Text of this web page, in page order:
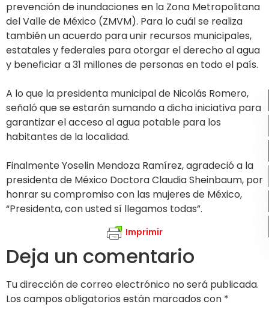
prevención de inundaciones en la Zona Metropolitana
del Valle de México (ZMVM). Para lo cuál se realiza
también un acuerdo para unir recursos municipales,
estatales y federales para otorgar el derecho al agua
y beneficiar a 31 millones de personas en todo el país.
A lo que la presidenta municipal de Nicolás Romero,
señaló que se estarán sumando a dicha iniciativa para
garantizar el acceso al agua potable para los
habitantes de la localidad.
Finalmente Yoselin Mendoza Ramírez, agradeció a la
presidenta de México Doctora Claudia Sheinbaum, por
honrar su compromiso con las mujeres de México,
“Presidenta, con usted sí llegamos todas”.
Imprimir
Deja un comentario
Tu dirección de correo electrónico no será publicada.
Los campos obligatorios están marcados con *